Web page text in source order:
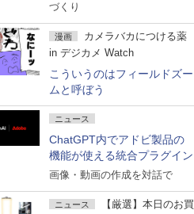
づくり
漫画
カメラバカにつける薬
in デジカメ Watch
こういうのはフィールドズー
ムと呼ぼう
ニュース
ChatGPT内でアドビ製品の
機能が使える統合プラグイン
画像・動画の作成を対話で
ニュース
【厳選】本日のお買